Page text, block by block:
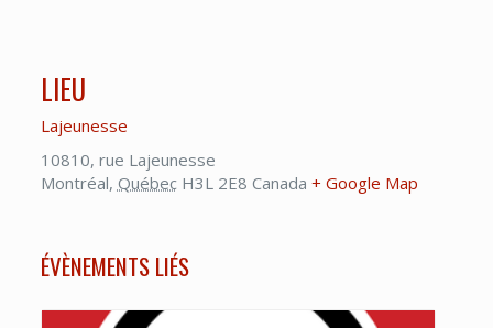
LIEU
Lajeunesse
10810, rue Lajeunesse
Montréal, Québec H3L 2E8 Canada + Google Map
ÉVÈNEMENTS LIÉS